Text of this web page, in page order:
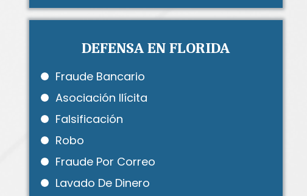
DEFENSA EN FLORIDA
Fraude Bancario
Asociación Ilícita
Falsificación
Robo
Fraude Por Correo
Lavado De Dinero